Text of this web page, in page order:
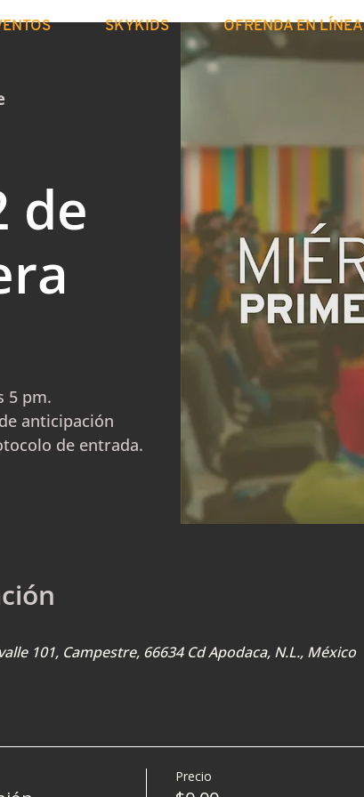
SKYKIDS OFRENDA EN LÍNEA
de
5 pm.
anticipación
de entrada.
101, Campestre, 66634 Cd Apodaca, N.L., México
Precio